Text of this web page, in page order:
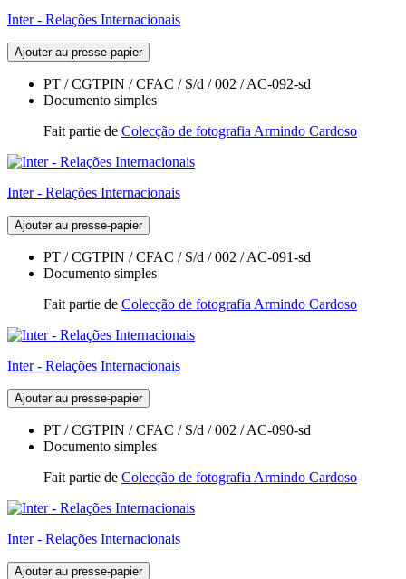
Inter - Relações Internacionais
Ajouter au presse-papier
PT / CGTPIN / CFAC / S/d / 002 / AC-092-sd
Documento simples
Fait partie de Colecção de fotografia Armindo Cardoso
Inter - Relações Internacionais
Ajouter au presse-papier
PT / CGTPIN / CFAC / S/d / 002 / AC-091-sd
Documento simples
Fait partie de Colecção de fotografia Armindo Cardoso
Inter - Relações Internacionais
Ajouter au presse-papier
PT / CGTPIN / CFAC / S/d / 002 / AC-090-sd
Documento simples
Fait partie de Colecção de fotografia Armindo Cardoso
Inter - Relações Internacionais
Ajouter au presse-papier